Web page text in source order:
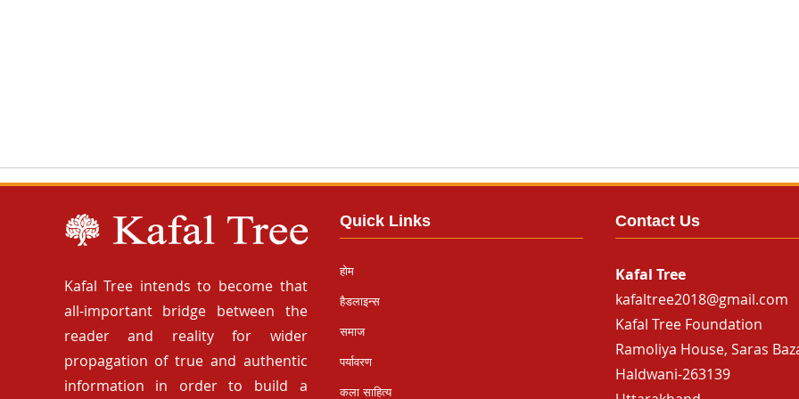
Kafal Tree intends to become that
all-important bridge between the
reader and reality for wider
propagation of true and authentic
information in order to build a
Quick Links
होम
हैडलाइन्स
समाज
पर्यावरण
कला साहित्य
Contact Us
Kafal Tree
kafaltree2018@gmail.com
Kafal Tree Foundation
Ramoliya House, Saras
Haldwani-263139